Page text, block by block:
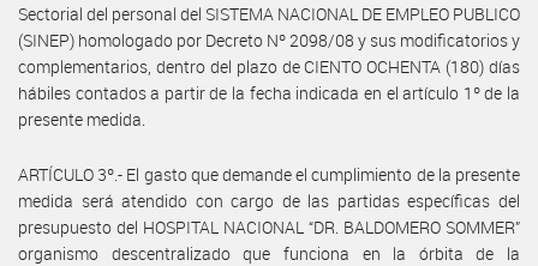
Sectorial del personal del SISTEMA NACIONAL DE EMPLEO PUBLICO
(SINEP) homologado por Decreto Nº 2098/08 y sus modificatorios y
complementarios, dentro del plazo de CIENTO OCHENTA (180) días
hábiles contados a partir de la fecha indicada en el artículo 1º de la
presente medida.
ARTÍCULO 3º.- El gasto que demande el cumplimiento de la presente
medida será atendido con cargo de las partidas específicas del
presupuesto del HOSPITAL NACIONAL “DR. BALDOMERO SOMMER”
organismo descentralizado que funciona en la órbita de la